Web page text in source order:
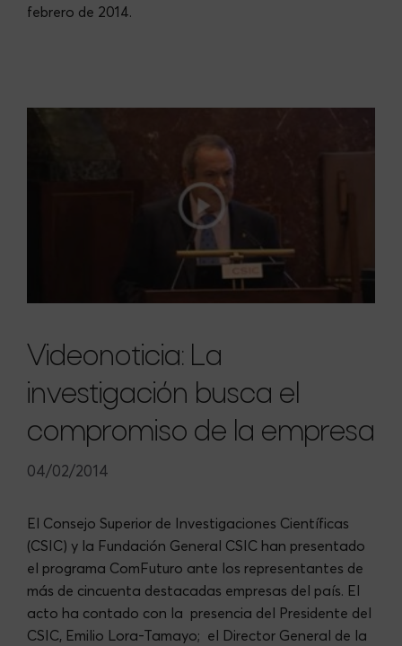
febrero de 2014.
Videonoticia: La
investigación busca el
compromiso de la empresa
04/02/2014
El Consejo Superior de Investigaciones Científicas
(CSIC) y la Fundación General CSIC han presentado
el programa ComFuturo ante los representantes de
más de cincuenta destacadas empresas del país. El
acto ha contado con la presencia del Presidente del
CSIC, Emilio Lora-Tamayo; el Director General de la